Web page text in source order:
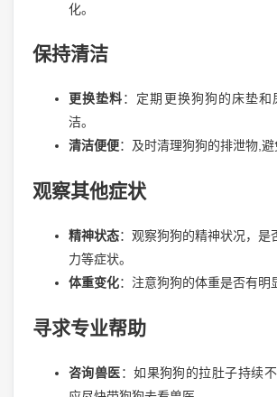
化。
保持清洁
更换垫料：定期更换狗狗的床垫
洁。
清洁便便：及时清理狗狗的排泄物,避
观察其他症状
精神状态：观察狗狗的精神状况，是
力等症状。
体重变化：注意狗狗的体重是否有明
寻求专业帮助
咨询兽医：如果狗狗的拉肚子持续